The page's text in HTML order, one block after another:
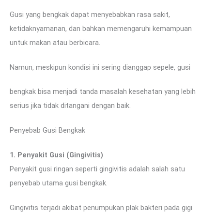
Gusi yang bengkak dapat menyebabkan rasa sakit,
ketidaknyamanan, dan bahkan memengaruhi kemampuan
untuk makan atau berbicara.
Namun, meskipun kondisi ini sering dianggap sepele, gusi
bengkak bisa menjadi tanda masalah kesehatan yang lebih
serius jika tidak ditangani dengan baik.
Penyebab Gusi Bengkak
1. Penyakit Gusi (Gingivitis)
Penyakit gusi ringan seperti gingivitis adalah salah satu
penyebab utama gusi bengkak.
Gingivitis terjadi akibat penumpukan plak bakteri pada gigi